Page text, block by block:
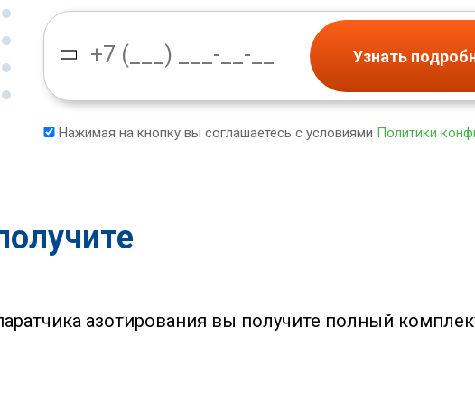
Узнать
Нажимая на кнопку вы соглашаетесь с условиями Политики
азотирования вы получите полный